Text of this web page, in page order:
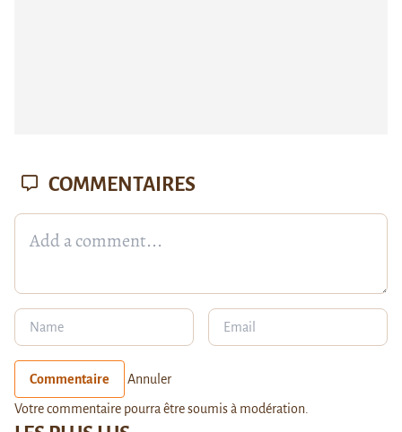
COMMENTAIRES
Commentaire Annuler
Votre commentaire pourra être soumis à modération.